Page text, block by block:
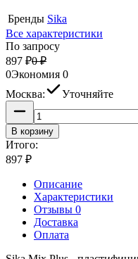
Бренды Sika
Все характеристики
По запросу
897 ₽0 ₽
0Экономия 0
Москва:
Уточняйте
В корзину
Итого:
897 ₽
Описание
Характеристики
Отзывы 0
Доставка
Оплата